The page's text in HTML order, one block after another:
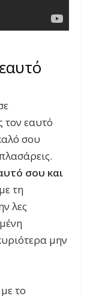
εαυτό
σου
σου και
τη
λες
μην
το